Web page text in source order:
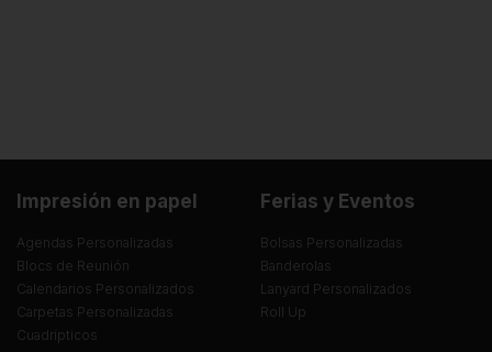
Impresión en papel
Agendas Personalizadas
Blocs de Reunión
Calendarios Personalizados
Carpetas Personalizadas
Cuadrípticos
Ferias y Eventos
Bolsas Personalizadas
Banderolas
Lanyard Personalizados
Roll Up